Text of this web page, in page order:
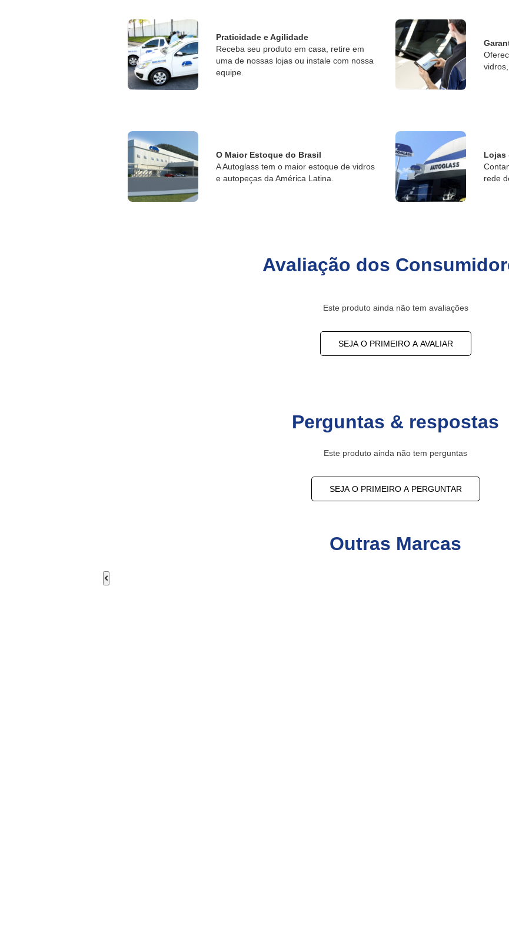
Praticidade e Agilidade
Receba seu produto em casa, retire em
uma de nossas lojas ou instale com nossa
equipe.
O Maior Estoque do Brasil
A Autoglass tem o maior estoque de vidros
e autopeças da América Latina.
Lojas
rede
Avaliação dos
Este produto ainda não tem avaliações
SEJA O PRIMEIRO A AVALIAR
Perguntas & respostas
Este produto ainda não tem perguntas
SEJA O PRIMEIRO A PERGUNTAR
Outras Marcas